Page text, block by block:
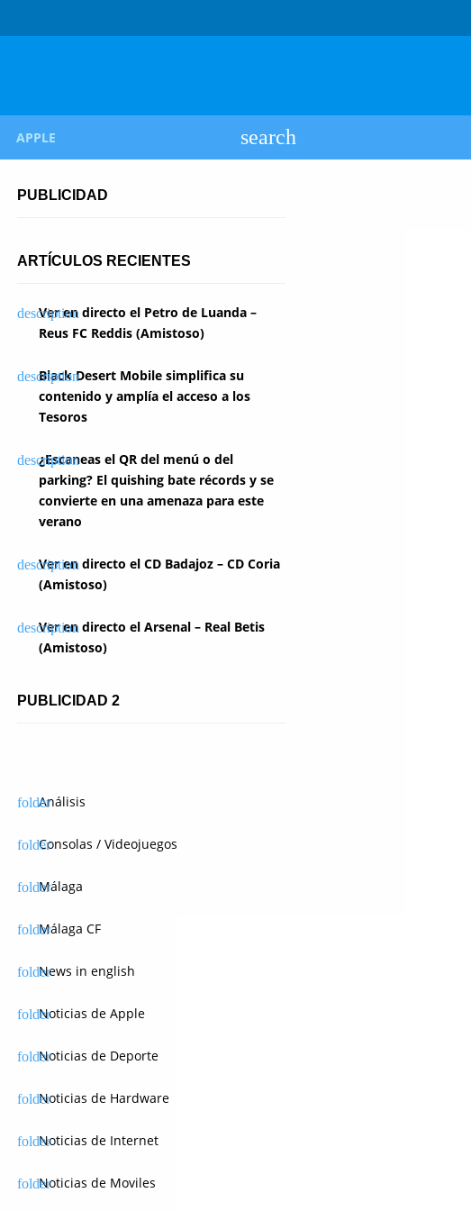
APPLE
PUBLICIDAD
ARTÍCULOS RECIENTES
Ver en directo el Petro de Luanda –
Reus FC Reddis (Amistoso)
Black Desert Mobile simplifica su
contenido y amplía el acceso a los
Tesoros
¿Escaneas el QR del menú o del
parking? El quishing bate récords y se
convierte en una amenaza para este
verano
Ver en directo el CD Badajoz – CD Coria
(Amistoso)
Ver en directo el Arsenal – Real Betis
(Amistoso)
PUBLICIDAD 2
Análisis
Consolas / Videojuegos
Málaga
Málaga CF
News in english
Noticias de Apple
Noticias de Deporte
Noticias de Hardware
Noticias de Internet
Noticias de Moviles